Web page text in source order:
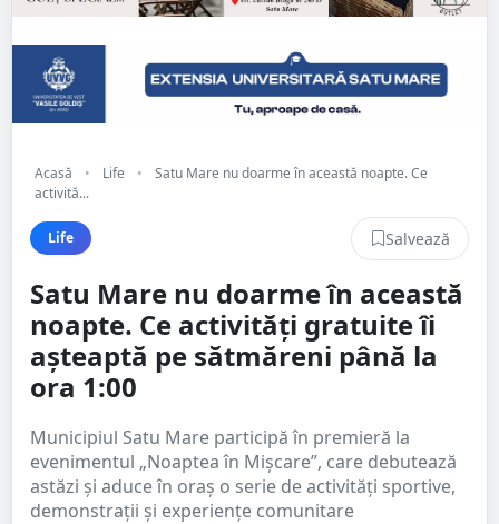
Acasă • Life •
Satu Mare nu doarme în această noapte. Ce
activită...
Life Salvează
Satu Mare nu doarme în această
noapte. Ce activități gratuite îi
așteaptă pe sătmăreni până la
ora 1:00
Municipiul Satu Mare participă în premieră la
evenimentul „Noaptea în Mișcare”, care debutează
astăzi și aduce în oraș o serie de activități sportive,
demonstrații și experiențe comunitare